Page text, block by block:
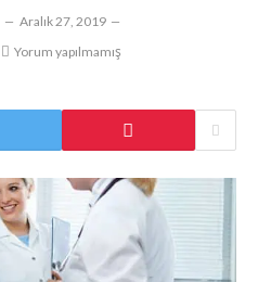
Aralık 27, 2019
Yorum yapılmamış